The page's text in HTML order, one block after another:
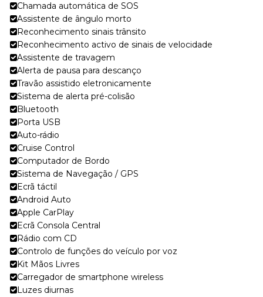
Chamada automática de SOS
Assistente de ângulo morto
Reconhecimento sinais trânsito
Reconhecimento activo de sinais de velocidade
Assistente de travagem
Alerta de pausa para descanço
Travão assistido eletronicamente
Sistema de alerta pré-colisão
Bluetooth
Porta USB
Auto-rádio
Cruise Control
Computador de Bordo
Sistema de Navegação / GPS
Ecrã táctil
Android Auto
Apple CarPlay
Ecrã Consola Central
Rádio com CD
Controlo de funções do veículo por voz
Kit Mãos Livres
Carregador de smartphone wireless
Luzes diurnas